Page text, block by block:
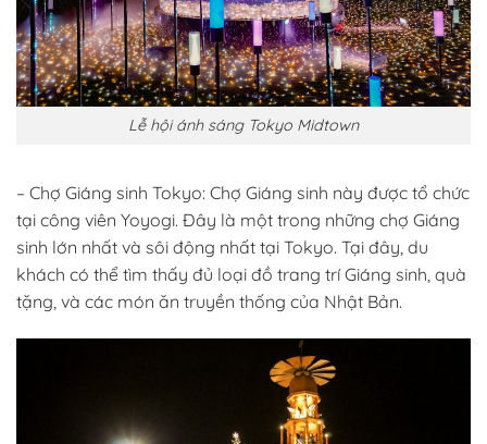
Lễ hội ánh sáng Tokyo Midtown
– Chợ Giáng sinh Tokyo: Chợ Giáng sinh này được tổ chức
tại công viên Yoyogi. Đây là một trong những chợ Giáng
sinh lớn nhất và sôi động nhất tại Tokyo. Tại đây, du
khách có thể tìm thấy đủ loại đồ trang trí Giáng sinh, quà
tặng, và các món ăn truyền thống của Nhật Bản.